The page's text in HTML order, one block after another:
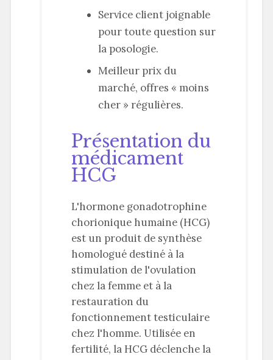
Service client joignable
pour toute question sur
la posologie.
Meilleur prix du
marché, offres « moins
cher » régulières.
Présentation du
médicament
HCG
L'hormone gonadotrophine
chorionique humaine (HCG)
est un produit de synthèse
homologué destiné à la
stimulation de l'ovulation
chez la femme et à la
restauration du
fonctionnement testiculaire
chez l'homme. Utilisée en
fertilité, la HCG déclenche la